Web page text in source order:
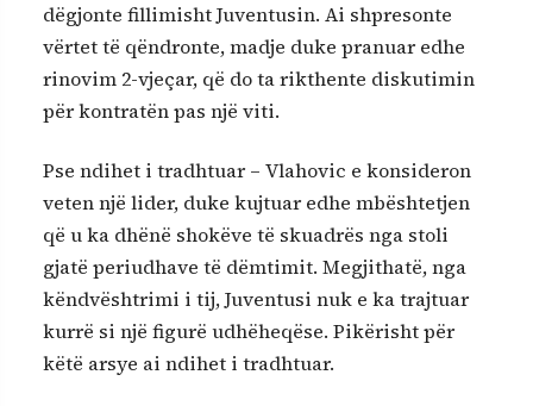
dëgjonte fillimisht Juventusin. Ai shpresonte
vërtet të qëndronte, madje duke pranuar edhe
rinovim 2-vjeçar, që do ta rikthente diskutimin
për kontratën pas një viti.
Pse ndihet i tradhtuar – Vlahovic e konsideron
veten një lider, duke kujtuar edhe mbështetjen
që u ka dhënë shokëve të skuadrës nga stoli
gjatë periudhave të dëmtimit. Megjithatë, nga
këndvështrimi i tij, Juventusi nuk e ka trajtuar
kurrë si një figurë udhëheqëse. Pikërisht për
këtë arsye ai ndihet i tradhtuar.